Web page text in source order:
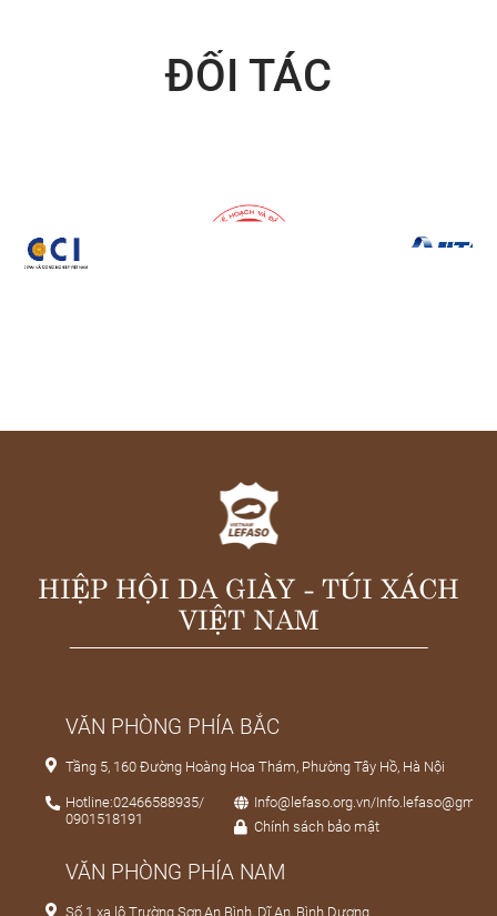
ĐỐI TÁC
HIỆP HỘI DA GIÀY - TÚI XÁCH
VIỆT NAM
VĂN PHÒNG PHÍA BẮC
Tầng 5, 160 Đường Hoàng Hoa Thám, Phường Tây Hồ, Hà Nội
Hotline:02466588935/
0901518191
Info@lefaso.org.vn/
Chính sách bảo mật
VĂN PHÒNG PHÍA NAM
Số 1 xa lộ Trường Sơn,An Bình, Dĩ An, Bình Dương